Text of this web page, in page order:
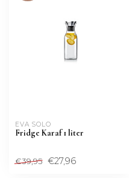
EVA SOLO
Fridge Karaf 1 liter
€39,95 €27,96